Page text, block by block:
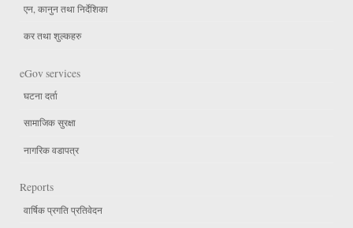
एन, कानुन तथा निर्देशिका
कर तथा शुल्कहरु
eGov services
घटना दर्ता
सामाजिक सुरक्षा
नागरिक वडापत्र
Reports
वार्षिक प्रगति प्रतिवेदन